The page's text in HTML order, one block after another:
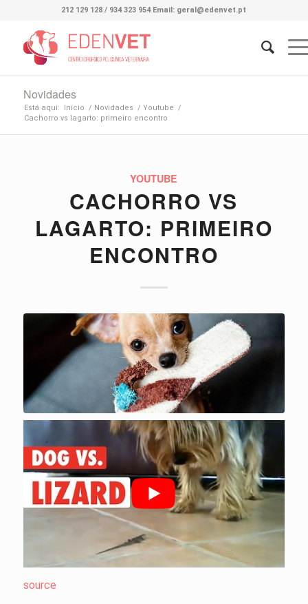
212 129 128 / 934 323 954 Email: geral@edenvet.pt
Novidades
Está aqui: Início / Novidades / Youtube /
Cachorro vs lagarto: primeiro encontro
YOUTUBE
CACHORRO VS
LAGARTO: PRIMEIRO
ENCONTRO
source